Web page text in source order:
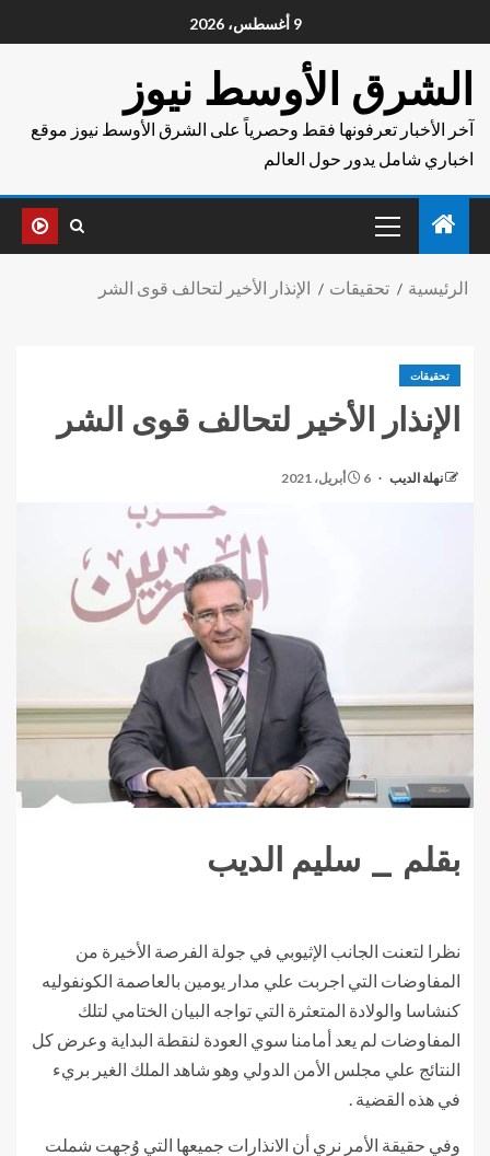
9 أغسطس، 2026
الشرق الأوسط نيوز
آخر الأخبار تعرفونها فقط وحصرياً على الشرق الأوسط نيوز موقع
اخباري شامل يدور حول العالم
الرئيسية تحقيقات الإنذار الأخير لتحالف قوى الشر
تحقيقات
الإنذار الأخير لتحالف قوى الشر
نهلة الديب 6 أبريل، 2021
بقلم _ سليم الديب
نظرا لتعنت الجانب الإثيوبي في جولة الفرصة الأخيرة من
المفاوضات التي اجربت علي مدار يومين بالعاصمة الكونفوليه
كنشاسا والولادة المتعثرة التي تواجه البيان الختامي لتلك
المفاوضات لم يعد أمامنا سوي العودة لنقطة البداية وعرض كل
النتائج علي مجلس الأمن الدولي وهو شاهد الملك الغير بريء
في هذه القضية .
وفي حقيقة الأمر نري أن الانذارات جميعها التي وُجهت شملت